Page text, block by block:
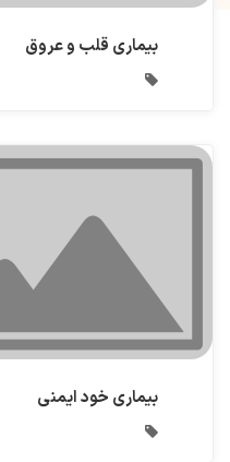
بیماری قلب و عروق
بیماری خود ایمنی